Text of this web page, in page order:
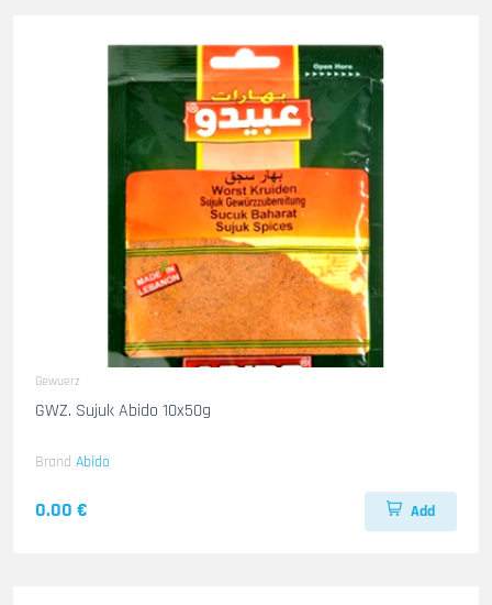
Gewuerz
GWZ. Sujuk Abido 10x50g
Brand Abido
0.00 € Add